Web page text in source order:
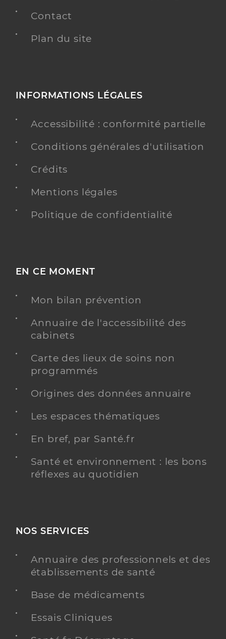
Contact
Plan du site
INFORMATIONS LÉGALES
Accessibilité : conformité partielle
Conditions générales d'utilisation
Crédits
Mentions légales
Politique de confidentialité
EN CE MOMENT
Mon bilan prévention
Annuaire de l'accessibilité des
cabinets
Carte des lieux de soins non
programmés
Origines des données annuaire
Les espaces thématiques
En bref, par Santé.fr
Santé et environnement : les bons
réflexes au quotidien
NOS SERVICES
Annuaire des professionnels et des
établissements de santé
Base de médicaments
Essais Cliniques